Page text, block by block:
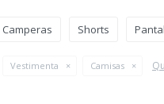
Camperas Shorts
Vestimenta Camisas